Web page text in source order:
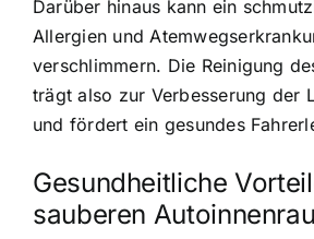
Darüber hinaus kann ein
Allergien und
verschlimmern. Die Reinigung
trägt also zur Verbesserung der
und fördert ein gesundes
Gesundheitliche
sauberen